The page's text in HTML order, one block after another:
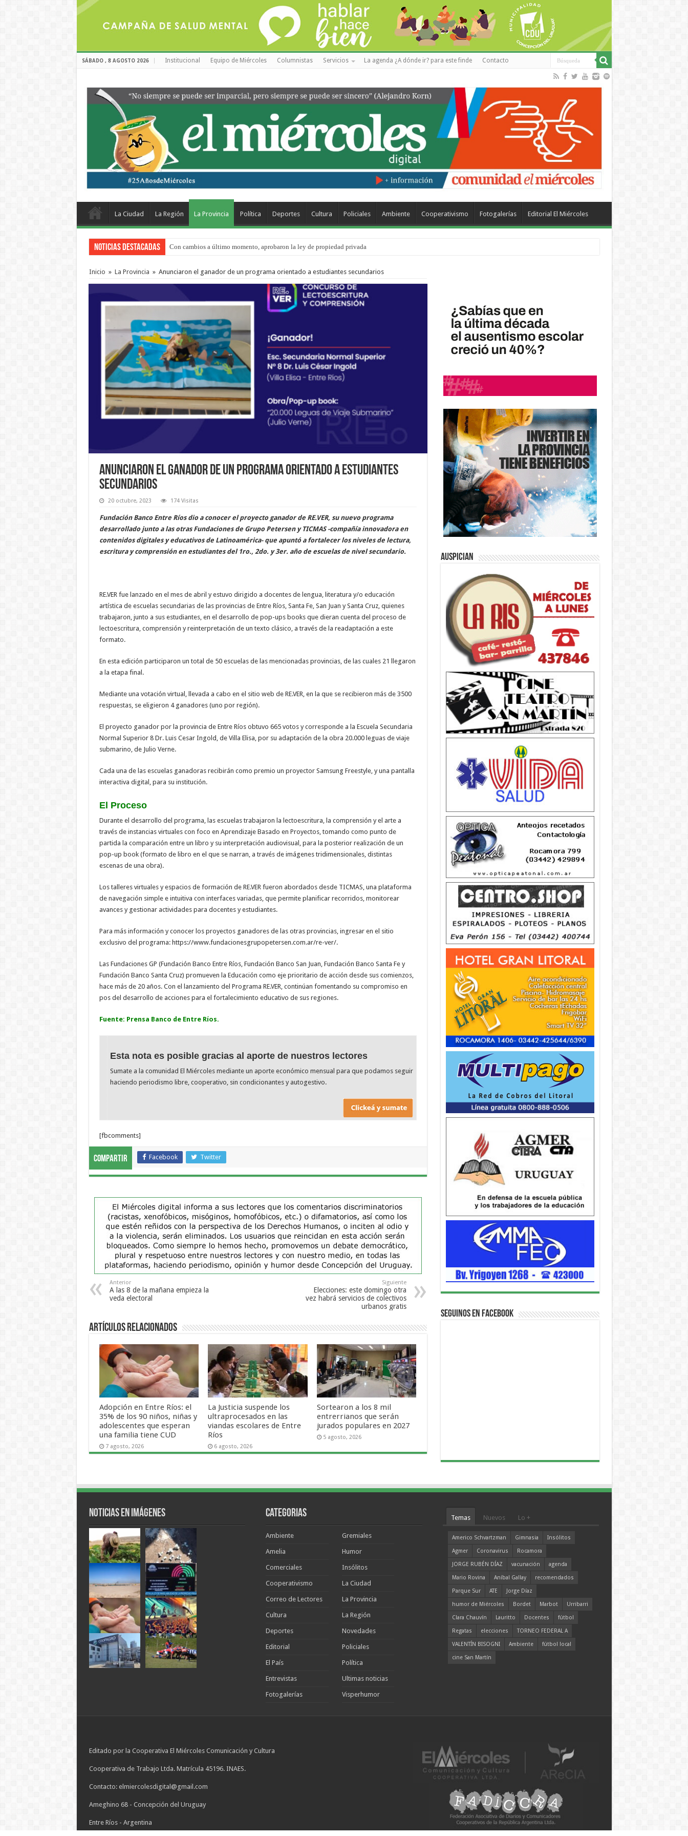
SÁBADO , 8 AGOSTO 2026 Institucional Equipo de Miércoles Columnistas Servicios La agenda ¿A dónde ir? para este finde Contacto
La Ciudad La Región La Provincia Política Deportes Cultura Policiales Ambiente Cooperativismo Fotogalerías Editorial El Miércoles
Noticias Destacadas Con cambios a último momento, aprobaron la ley de propiedad privada
Inicio » La Provincia » Anunciaron el ganador de un programa orientado a estudiantes secundarios
Anunciaron el ganador de un programa orientado a estudiantes
secundarios
20 octubre, 2023 174 Visitas
Fundación Banco Entre Ríos dio a conocer el proyecto ganador de RE.VER, su nuevo programa
desarrollado junto a las otras Fundaciones de Grupo Petersen y TICMAS -compañía innovadora en
contenidos digitales y educativos de Latinoamérica- que apuntó a fortalecer los niveles de lectura,
escritura y comprensión en estudiantes del 1ro., 2do. y 3er. año de escuelas de nivel secundario.
RE.VER fue lanzado en el mes de abril y estuvo dirigido a docentes de lengua, literatura y/o educación
artística de escuelas secundarias de las provincias de Entre Ríos, Santa Fe, San Juan y Santa Cruz, quienes
trabajaron, junto a sus estudiantes, en el desarrollo de pop-ups books que dieran cuenta del proceso de
lectoescritura, comprensión y reinterpretación de un texto clásico, a través de la readaptación a este
formato.
En esta edición participaron un total de 50 escuelas de las mencionadas provincias, de las cuales 21 llegaron
a la etapa final.
Mediante una votación virtual, llevada a cabo en el sitio web de RE.VER, en la que se recibieron más de 3500
respuestas, se eligieron 4 ganadores (uno por región).
El proyecto ganador por la provincia de Entre Ríos obtuvo 665 votos y corresponde a la Escuela Secundaria
Normal Superior 8 Dr. Luis Cesar Ingold, de Villa Elisa, por su adaptación de la obra 20.000 leguas de viaje
submarino, de Julio Verne.
Cada una de las escuelas ganadoras recibirán como premio un proyector Samsung Freestyle, y una pantalla
interactiva digital, para su institución.
El Proceso
Durante el desarrollo del programa, las escuelas trabajaron la lectoescritura, la comprensión y el arte a
través de instancias virtuales con foco en Aprendizaje Basado en Proyectos, tomando como punto de
partida la comparación entre un libro y su interpretación audiovisual, para la posterior realización de un
pop-up book (formato de libro en el que se narran, a través de imágenes tridimensionales, distintas
escenas de una obra).
Los talleres virtuales y espacios de formación de RE.VER fueron abordados desde TICMAS, una plataforma
de navegación simple e intuitiva con interfaces variadas, que permite planificar recorridos, monitorear
avances y gestionar actividades para docentes y estudiantes.
Para más información y conocer los proyectos ganadores de las otras provincias, ingresar en el sitio
exclusivo del programa: https://www.fundacionesgrupopetersen.com.ar/re-ver/.
Las Fundaciones GP (Fundación Banco Entre Ríos, Fundación Banco San Juan, Fundación Banco Santa Fe y
Fundación Banco Santa Cruz) promueven la Educación como eje prioritario de acción desde sus comienzos,
hace más de 20 años. Con el lanzamiento del Programa RE.VER, continúan fomentando su compromiso en
pos del desarrollo de acciones para el fortalecimiento educativo de sus regiones.
Fuente: Prensa Banco de Entre Ríos.
Esta nota es posible gracias al aporte de nuestros lectores
Sumate a la comunidad El Miércoles mediante un aporte económico mensual para que podamos seguir
haciendo periodismo libre, cooperativo, sin condicionantes y autogestivo.
[fbcomments]
Compartir Facebook Twitter
Anterior
A las 8 de la mañana empieza la
veda electoral
Siguiente
Elecciones: este domingo otra
vez habrá servicios de colectivos
urbanos gratis
Artículos Relacionados
Adopción en Entre Ríos: el
35% de los 90 niños, niñas y
adolescentes que esperan
una familia tiene CUD
7 agosto, 2026
La Justicia suspende los
ultraprocesados en las
viandas escolares de Entre
Ríos
6 agosto, 2026
Sortearon a los 8 mil
entrerrianos que serán
jurados populares en 2027
5 agosto, 2026
Auspician
Seguinos en Facebook
Noticias en Imágenes Categorias
Ambiente
Amelia
Comerciales
Cooperativismo
Correo de Lectores
Cultura
Deportes
Editorial
El País
Entrevistas
Fotogalerías
Gremiales
Humor
Insólitos
La Ciudad
La Provincia
La Región
Novedades
Policiales
Política
Ultimas noticias
Visperhumor
Temas Nuevos Lo +
Americo Schvartzman Gimnasia
Insólitos
Agmer
Coronavirus
Rocamora
JORGE RUBÉN DÍAZ
vacunación
agenda
Mario Rovina
Aníbal Gallay
recomendados
Parque Sur
ATE
Jorge Díaz
humor de Miércoles
Bordet Marbot
Urribarri
Clara Chauvín
Lauritto Docentes
fútbol
Regatas
elecciones
TORNEO FEDERAL A
VALENTÍN BISOGNI
Ambiente
fútbol local
cine San Martín
Editado por la Cooperativa El Miércoles Comunicación y Cultura
Cooperativa de Trabajo Ltda. Matrícula 45196. INAES.
Contacto: elmiercolesdigital@gmail.com
Ameghino 68 - Concepción del Uruguay
Entre Ríos - Argentina